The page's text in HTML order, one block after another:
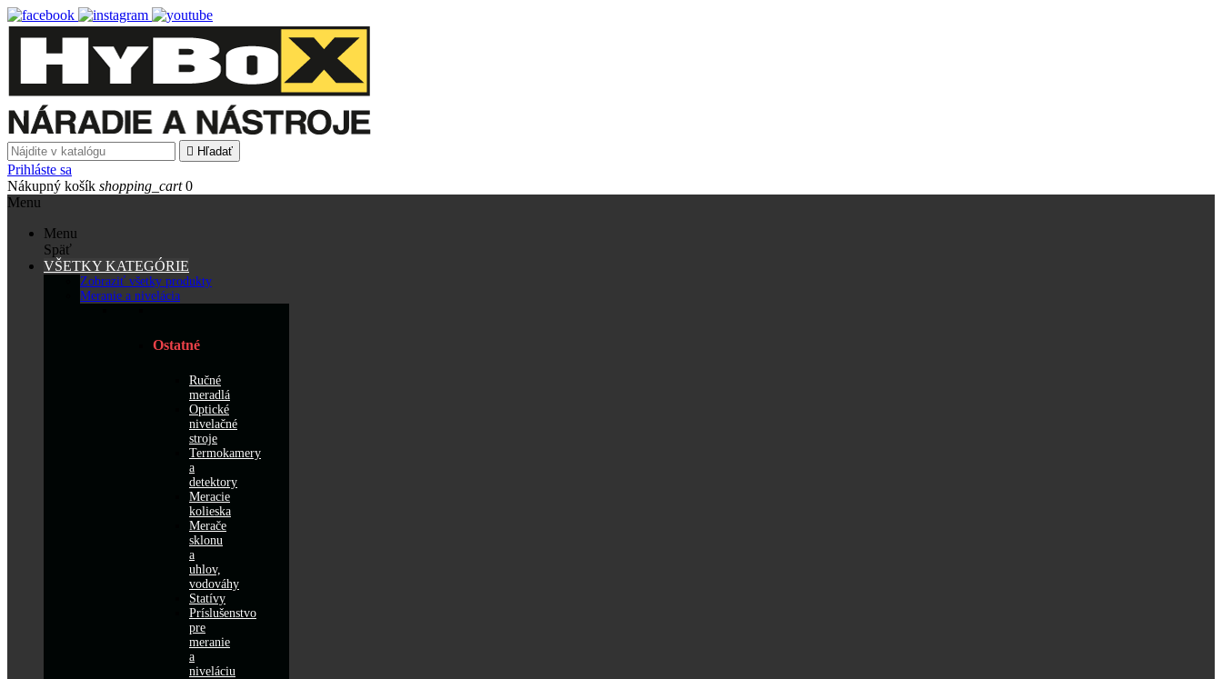
 Hľadať
Prihláste sa
Nákupný košík shopping_cart 0
Menu
Menu
Späť
VŠETKY KATEGÓRIE
Zobraziť všetky produkty
Meranie a nivelácia
Ostatné
Ručné
meradlá
Optické
nivelačné
stroje
Termokamery
a
detektory
Meracie
kolieska
Merače
sklonu
a
uhlov,
vodováhy
Statívy
Príslušenstvo
pre
meranie
a
niveláciu